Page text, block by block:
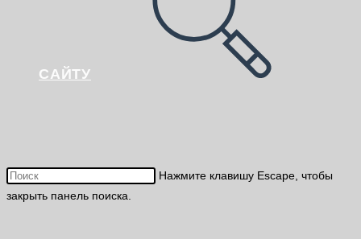
САЙТУ
Нажмите клавишу Escape, чтобы
закрыть панель поиска.